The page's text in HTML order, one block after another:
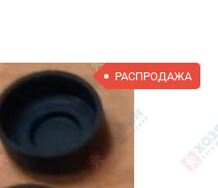
РАСПРОДАЖА